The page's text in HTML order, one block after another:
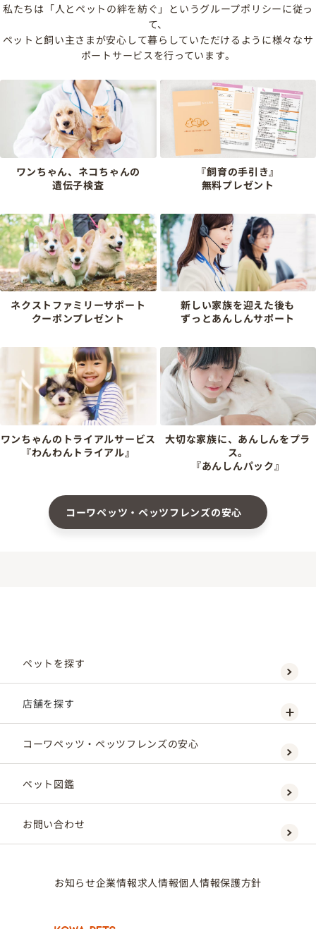
私たちは「人とペットの絆を紡ぐ」というグループポリシーに従っ
て、
ペットと飼い主さまが安心して暮らしていただけるように様々なサ
ポートサービスを行っています。
ワンちゃん、ネコちゃんの
遺伝子検査
『飼育の手引き』
無料プレゼント
ネクストファミリーサポート
クーポンプレゼント
新しい家族を迎えた後も
ずっとあんしんサポート
ワンちゃんのトライアルサービス
『わんわんトライアル』
大切な家族に、あんしんをプラ
ス。
『あんしんパック』
コーワペッツ・ペッツフレンズの安心
ペットを探す
店舗を探す
コーワペッツ・ペッツフレンズの安心
ペット図鑑
お問い合わせ
お知らせ企業情報求人情報個人情報保護方針